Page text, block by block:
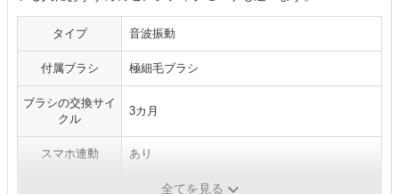
タイプ 音波振動
付属ブラシ 極細毛ブラシ
ブラシの交換サイ
クル
3カ月
スマホ連動 あり
充電式全てを見る